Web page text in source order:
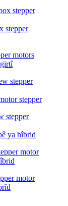
stepper
stepper
ya hîbrid